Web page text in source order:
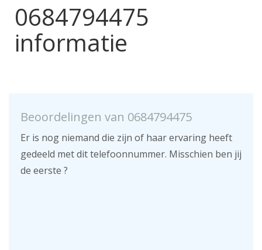
0684794475
informatie
Beoordelingen van 0684794475
Er is nog niemand die zijn of haar ervaring heeft
gedeeld met dit telefoonnummer. Misschien ben jij
de eerste ?